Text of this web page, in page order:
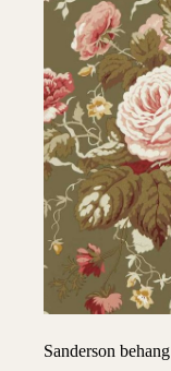
Sanderson behang